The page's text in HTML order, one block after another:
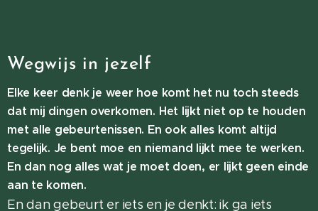
Wegwijs in jezelf
Elke keer denk je weer hoe komt het nu toch steeds
dat mij dingen overkomen. Het lijkt niet op te houden
met alle gebeurtenissen. En ook alles komt altijd
tegelijk. Je bent moe en niemand lijkt mee te werken.
En dan nog alles wat je moet doen, er lijkt geen einde
aan te komen.
En dan gebeurt er iets en je denkt: ik ga iets